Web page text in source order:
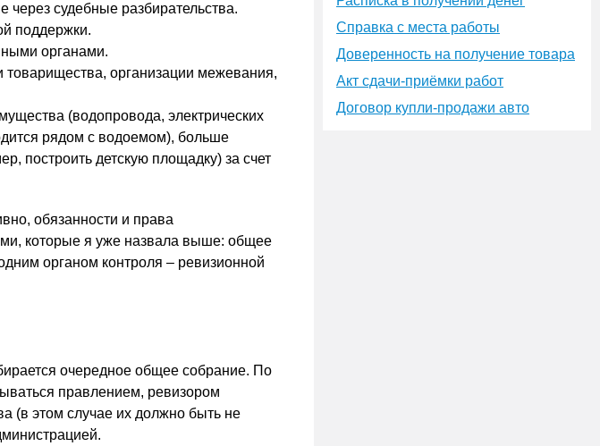
через судебные разбирательства.
поддержки.
органами.
товарищества, организации межевания,
(водопровода, электрических
рядом с водоемом), больше
построить детскую площадку) за счет
обязанности и права
которые я уже назвала выше: общее
органом контроля – ревизионной
очередное общее собрание. По
правлением, ревизором
(в этом случае их должно быть не
Справка с места работы
Доверенность на получение товара
Акт сдачи-приёмки работ
Договор купли-продажи авто